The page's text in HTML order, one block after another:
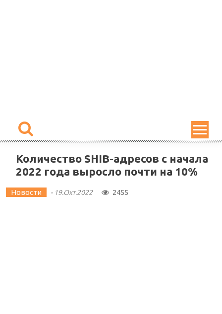
Количество SHIB-адресов с начала
2022 года выросло почти на 10%
Новости - 19.Окт.2022 2455